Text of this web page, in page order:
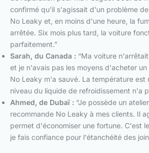
confirmé qu'il s'agissait d'un problème
No Leaky et, en moins d'une heure, la
arrêtée. Six mois plus tard, la voiture
parfaitement.”
Sarah, du Canada : “Ma voiture
et je n'avais pas les moyens d'acheter un
No Leaky m'a sauvé. La température est
niveau du liquide de refroidissement n'a
Ahmed, de Dubaï : “Je possède un
recommande No Leaky à mes clients. Il
permet d'économiser une fortune. C'est
je fais confiance pour l'étanchéité des